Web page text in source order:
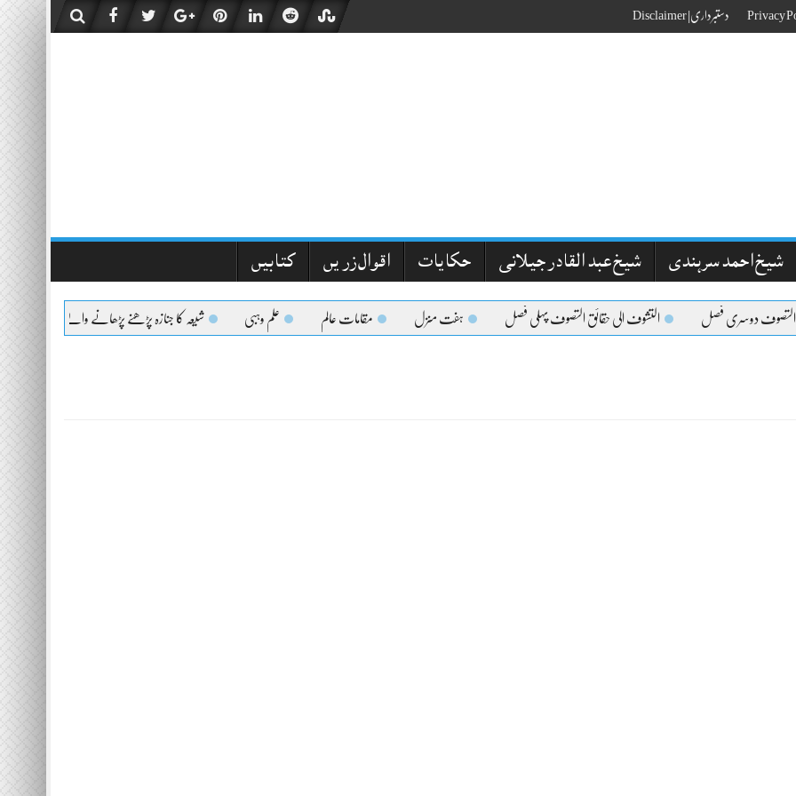
دستبرداری| Disclaimer
شیخ احمد سرہندی شیخ عبد القادر جیلانی حکایات اقوال زریں کتابیں
التصوف دوسری فصل التشوف الی حقائق التصوف پہلی فصل ہفت منزل مقامات عالم علم وہبی شیعہ کا جنازہ پڑھنے پڑھانے والےکیلئے اعلیٰحضرت